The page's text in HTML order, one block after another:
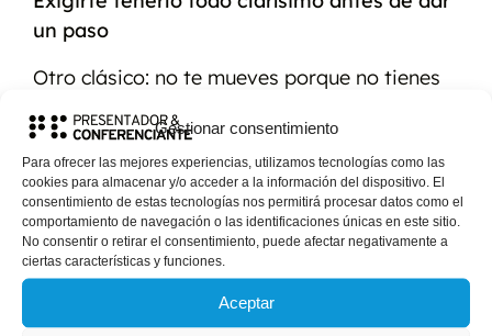
Gestionar consentimiento
Para ofrecer las mejores experiencias, utilizamos tecnologías como las
cookies para almacenar y/o acceder a la información del dispositivo. El
consentimiento de estas tecnologías nos permitirá procesar datos como el
comportamiento de navegación o las identificaciones únicas en este sitio.
No consentir o retirar el consentimiento, puede afectar negativamente a
ciertas características y funciones.
Aceptar
un paso
Otro clásico: no te mueves porque no tienes
no ves el puzzle completo, no tocas ninguna
pieza. El problema es que la claridad rara vez
llega antes del movimiento; suele llegar
durante el movimiento.
Compararte con vidas que no son la tuya
Redes sociales, LinkedIn, historias de éxito